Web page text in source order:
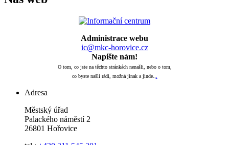
Administrace webu
ic@mkc-horovice.cz
Napište nám!
O tom, co jste na těchto stránkách nenašli, nebo o tom,
co byste našli rádi, možná jinak a jinde..
Adresa
Městský úřad
Palackého náměstí 2
26801 Hořovice